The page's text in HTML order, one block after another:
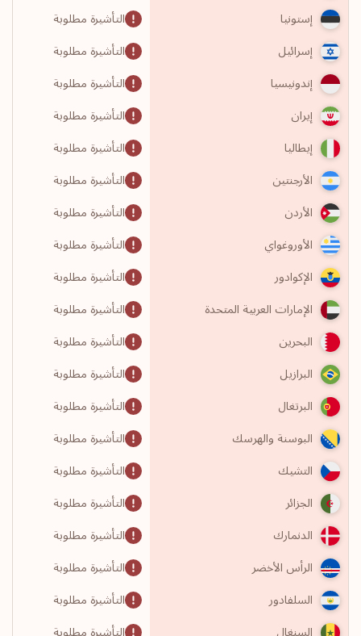
إستونيا
التأشيرة مطلوبة
إسرائيل
التأشيرة مطلوبة
إندونيسيا
التأشيرة مطلوبة
إيران
التأشيرة مطلوبة
إيطاليا
التأشيرة مطلوبة
الأرجنتين
التأشيرة مطلوبة
الأردن
التأشيرة مطلوبة
الأوروغواي
التأشيرة مطلوبة
الإكوادور
التأشيرة مطلوبة
الإمارات العربية المتحدة
التأشيرة مطلوبة
البحرين
التأشيرة مطلوبة
البرازيل
التأشيرة مطلوبة
البرتغال
التأشيرة مطلوبة
البوسنة والهرسك
التأشيرة مطلوبة
التشيك
التأشيرة مطلوبة
الجزائر
التأشيرة مطلوبة
الدنمارك
التأشيرة مطلوبة
الرأس الأخضر
التأشيرة مطلوبة
السلفادور
التأشيرة مطلوبة